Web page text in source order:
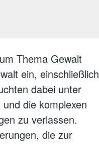
Thema Gewalt
ein, einschließlich
dabei unter
die komplexen
zu verlassen.
die zur